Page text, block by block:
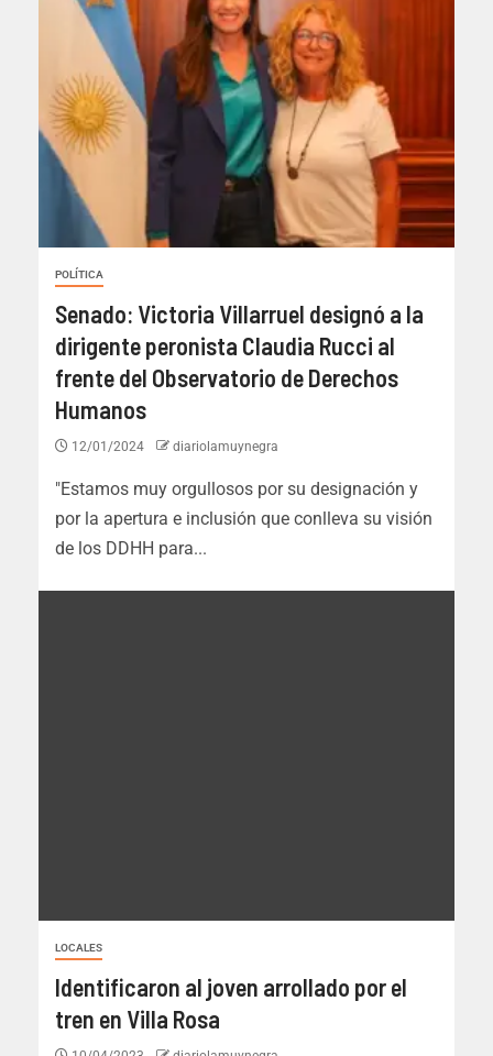
POLÍTICA
Senado: Victoria Villarruel designó a la
dirigente peronista Claudia Rucci al
frente del Observatorio de Derechos
Humanos
12/01/2024 diariolamuynegra
"Estamos muy orgullosos por su designación y
por la apertura e inclusión que conlleva su visión
de los DDHH para...
LOCALES
Identificaron al joven arrollado por el
tren en Villa Rosa